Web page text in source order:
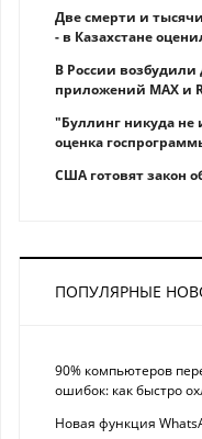
Две смерти и
- в Казахстане
В России возбудили
приложений MAX и
"Буллинг никуда не
оценка
США готовят закон
ПОПУЛЯРНЫЕ
90% компьютеров
ошибок: как быстро
Новая функция